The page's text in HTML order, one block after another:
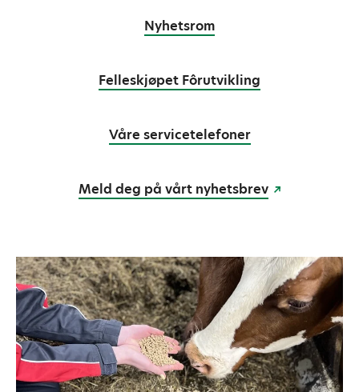
Nyhetsrom
Felleskjøpet Fôrutvikling
Våre servicetelefoner
Meld deg på vårt nyhetsbrev